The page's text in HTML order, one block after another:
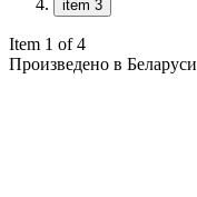
item 3
Item 1 of 4
Произведено в Беларуси